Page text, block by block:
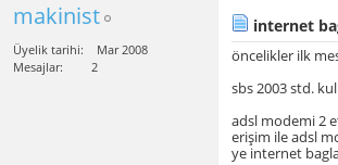
makinist
Üyelik tarihi
Mar 2008
Mesajlar
2
internet
öncelikler ilk
sbs 2003 std.
adsl modemi 2
erişim ile adsl
ye internet